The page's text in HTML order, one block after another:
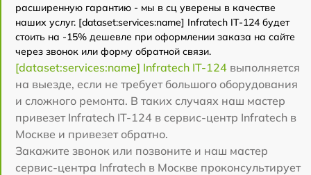
расширенную гарантию - мы в сц уверены в качестве
наших услуг. [dataset:services:name] Infratech IT-124 будет
стоить на -15% дешевле при оформлении заказа на сайте
через звонок или форму обратной связи.
[dataset:services:name] Infratech IT-124 выполняется
на выезде, если не требует большого оборудования
и сложного ремонта. В таких случаях наш мастер
привезет Infratech IT-124 в сервис-центр Infratech в
Москве и привезет обратно.
Закажите звонок или позвоните и наш мастер
сервис-центра Infratech в Москве проконсультирует